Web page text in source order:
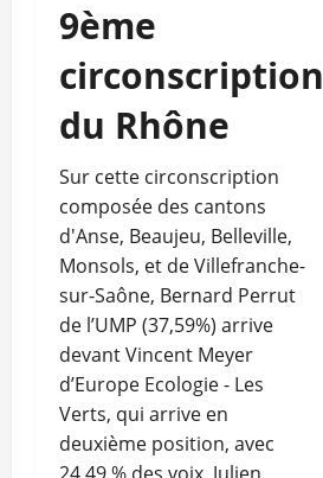
9ème
circonscription
du Rhône
Sur cette circonscription
composée des cantons
d'Anse, Beaujeu, Belleville,
Monsols, et de Villefranche-
sur-Saône, Bernard Perrut
de l’UMP (37,59%) arrive
devant Vincent Meyer
d’Europe Ecologie - Les
Verts, qui arrive en
deuxième position, avec